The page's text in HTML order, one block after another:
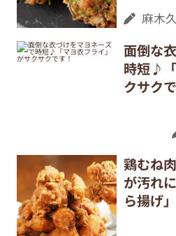
麻木
面倒な
時短♪
クサク
鶏むね
が汚れ
ら揚げ